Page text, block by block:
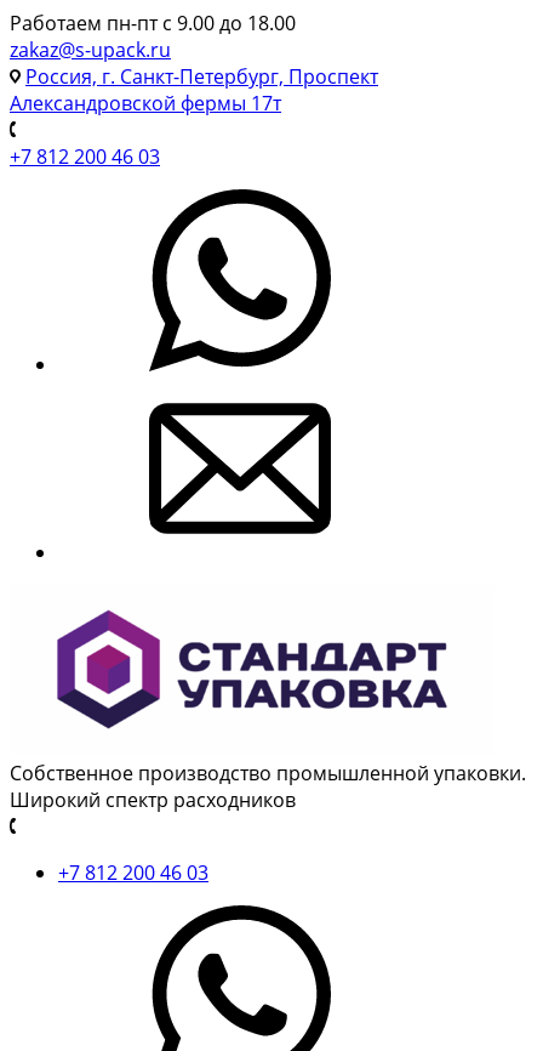
Работаем пн-пт с 9.00 до 18.00
zakaz@s-upack.ru
Россия, г. Санкт-Петербург, Проспект
Александровской фермы 17т
+7 812 200 46 03
Собственное производство промышленной упаковки.
Широкий спектр расходников
+7 812 200 46 03